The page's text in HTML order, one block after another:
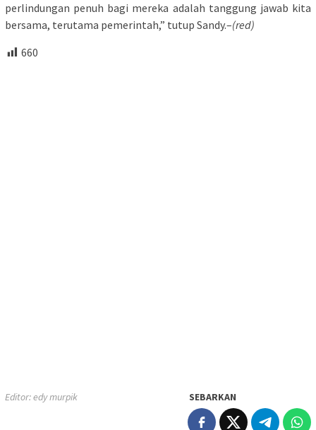
perlindungan penuh bagi mereka adalah tanggung jawab kita
bersama, terutama pemerintah,” tutup Sandy.–(red)
660
Editor: edy murpik SEBARKAN